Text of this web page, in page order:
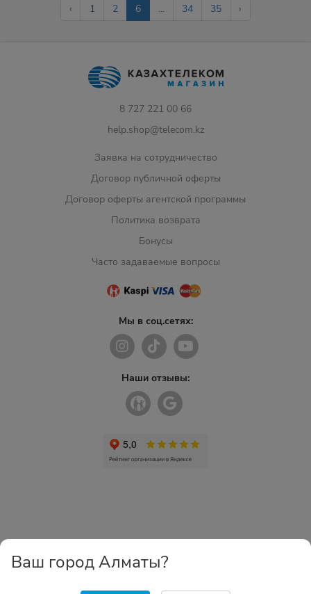
‹ 1 2 6 ... 34 35 ›
8 727 221 00 66
help.shop@telecom.kz
Заявка на сотрудничество
Договор публичной оферты
Договор оферты агентской программы
Политика возврата
Бонусы
Часто задаваемые вопросы
Мы в соц.сетях:
Наши отзывы:
Ваш город Алматы?